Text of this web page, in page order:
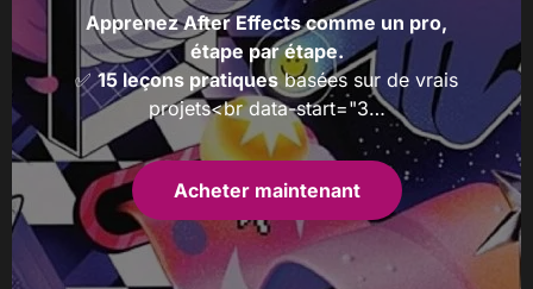
Apprenez After Effects comme un pro,
étape par étape.
✅15 leçons pratiquesbasées sur de vrais
projets<br data-start="3…
Acheter maintenant